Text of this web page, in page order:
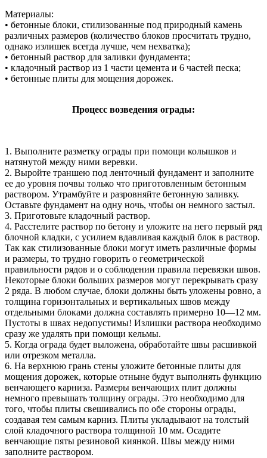
Материалы:
• бетонные блоки, стилизованные под природный камень
различных размеров (количество блоков просчитать трудно,
однако излишек всегда лучше, чем нехватка);
• бетонный раствор для заливки фундамента;
• кладочный раствор из 1 части цемента и 6 частей песка;
• бетонные плиты для мощения дорожек.
Процесс возведения ограды:
1. Выполните разметку ограды при помощи колышков и
натянутой между ними веревки.
2. Выройте траншею под ленточный фундамент и заполните
ее до уровня почвы только что приготовленным бетонным
раствором. Утрамбуйте и разровняйте бетонную заливку.
Оставьте фундамент на одну ночь, чтобы он немного застыл.
3. Приготовьте кладочный раствор.
4. Расстелите раствор по бетону и уложите на него первый ряд
блочной кладки, с усилием вдавливая каждый блок в раствор.
Так как стилизованные блоки могут иметь различные формы
и размеры, то трудно говорить о геометрической
правильности рядов и о соблюдении правила перевязки швов.
Некоторые блоки больших размеров могут перекрывать сразу
2 ряда. В любом случае, блоки должны быть уложены ровно, а
толщина горизонтальных и вертикальных швов между
отдельными блоками должна составлять примерно 10—12 мм.
Пустоты в швах недопустимы! Излишки раствора необходимо
сразу же удалять при помощи кельмы.
5. Когда ограда будет выложена, обработайте швы расшивкой
или отрезком металла.
6. На верхнюю грань стены уложите бетонные плиты для
мощения дорожек, которые отныне будут выполнять функцию
венчающего карниза. Размеры венчающих плит должны
немного превышать толщину ограды. Это необходимо для
того, чтобы плиты свешивались по обе стороны ограды,
создавая тем самым карниз. Плиты укладывают на толстый
слой кладочного раствора толщиной 10 мм. Осадите
венчающие пяты резиновой киянкой. Швы между ними
заполните раствором.